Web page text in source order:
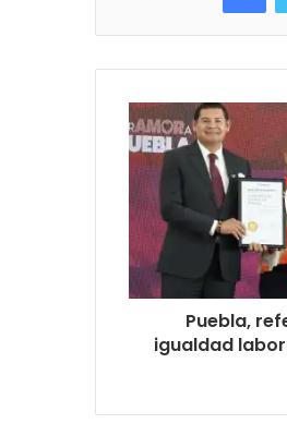
Puebla,
igualdad